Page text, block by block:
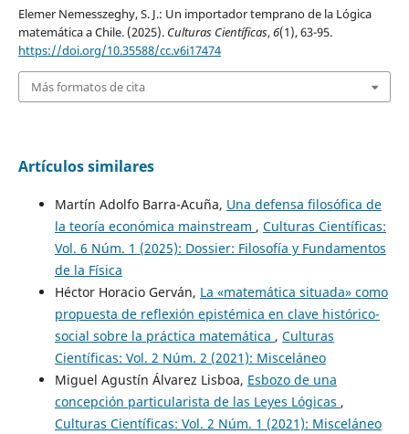
Elemer Nemesszeghy, S. J.: Un importador temprano de la Lógica
matemática a Chile. (2025). Culturas Científicas,6(1), 63-95.
https://doi.org/10.35588/cc.v6i17474
Más formatos de cita
Artículos similares
Martín Adolfo Barra-Acuña, Una defensa filosófica de
la teoría económica mainstream , Culturas Científicas:
Vol. 6 Núm. 1 (2025): Dossier: Filosofía y Fundamentos
de la Física
Héctor Horacio Gerván, La «matemática situada» como
propuesta de reflexión epistémica en clave histórico-
social sobre la práctica matemática , Culturas
Científicas: Vol. 2 Núm. 2 (2021): Misceláneo
Miguel Agustín Álvarez Lisboa, Esbozo de una
concepción particularista de las Leyes Lógicas ,
Culturas Científicas: Vol. 2 Núm. 1 (2021): Misceláneo